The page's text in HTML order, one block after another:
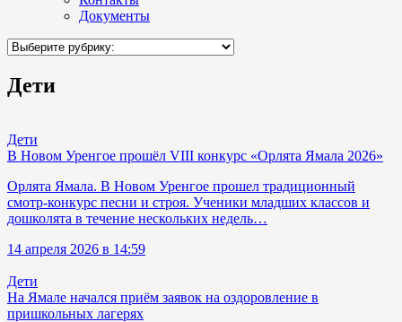
Документы
Дети
Дети
В Новом Уренгое прошёл VIII конкурс «Орлята Ямала 2026»
Орлята Ямала. В Новом Уренгое прошел традиционный
смотр-конкурс песни и строя. Ученики младших классов и
дошколята в течение нескольких недель…
14 апреля 2026 в 14:59
Дети
На Ямале начался приём заявок на оздоровление в
пришкольных лагерях